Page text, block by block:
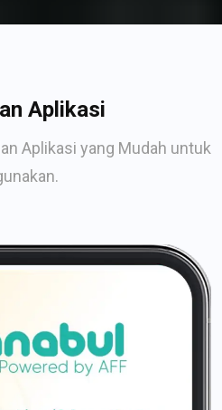
Aplikasi
Aplikasi yang Mudah untuk